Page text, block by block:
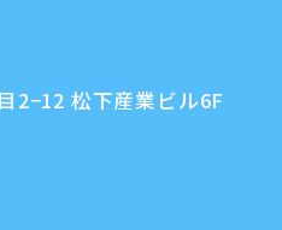
2−12 松下産業ビル6F